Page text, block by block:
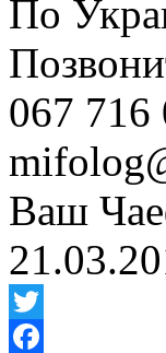
По
067 716
Ваш
Twitter